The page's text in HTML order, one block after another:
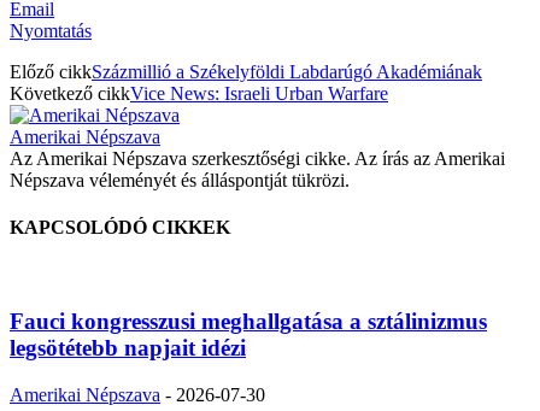
Email
Nyomtatás
Előző cikkSzázmillió a Székelyföldi Labdarúgó Akadémiának
Következő cikkVice News: Israeli Urban Warfare
Amerikai Népszava
Az Amerikai Népszava szerkesztőségi cikke. Az írás az Amerikai
Népszava véleményét és álláspontját tükrözi.
KAPCSOLÓDÓ CIKKEK
Fauci kongresszusi meghallgatása a sztálinizmus
legsötétebb napjait idézi
Amerikai Népszava - 2026-07-30